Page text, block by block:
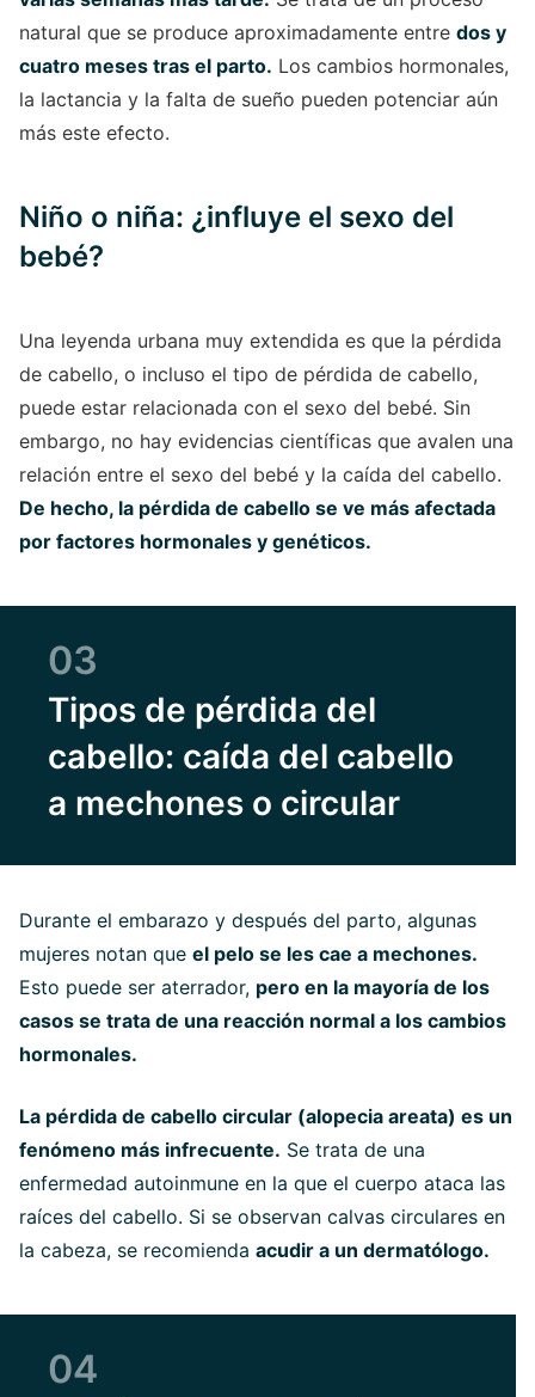
natural que se produce aproximadamente entre dos y
cuatro meses tras el parto. Los cambios hormonales,
la lactancia y la falta de sueño pueden potenciar aún
más este efecto.
Niño o niña: ¿influye el sexo del
bebé?
Una leyenda urbana muy extendida es que la pérdida
de cabello, o incluso el tipo de pérdida de cabello,
puede estar relacionada con el sexo del bebé. Sin
embargo, no hay evidencias científicas que avalen una
relación entre el sexo del bebé y la caída del cabello.
De hecho, la pérdida de cabello se ve más afectada
por factores hormonales y genéticos.
03
Tipos de pérdida del
cabello: caída del cabello
a mechones o circular
Durante el embarazo y después del parto, algunas
mujeres notan que el pelo se les cae a mechones.
Esto puede ser aterrador, pero en la mayoría de los
casos se trata de una reacción normal a los cambios
hormonales.
La pérdida de cabello circular (alopecia areata) es un
fenómeno más infrecuente. Se trata de una
enfermedad autoinmune en la que el cuerpo ataca las
raíces del cabello. Si se observan calvas circulares en
la cabeza, se recomienda acudir a un dermatólogo.
04